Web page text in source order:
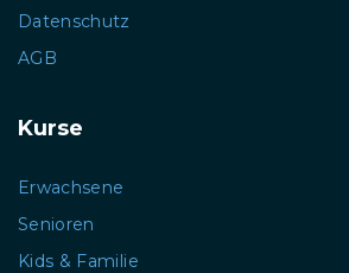
Datenschutz
AGB
Kurse
Erwachsene
Senioren
Kids & Familie